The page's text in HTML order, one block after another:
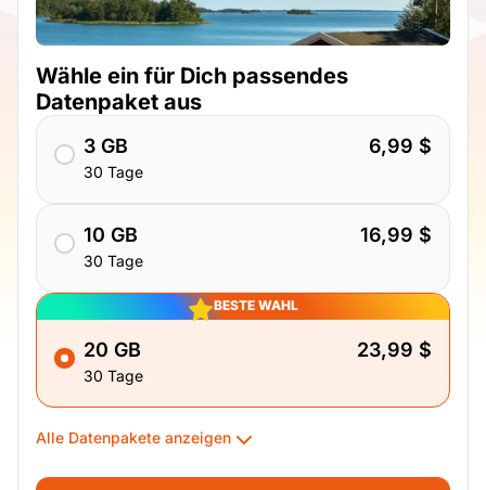
Wähle ein für Dich passendes
Datenpaket aus
3 GB
30 Tage
6,99 $
10 GB
30 Tage
16,99 $
BESTE WAHL
20 GB
30 Tage
23,99 $
Alle Datenpakete anzeigen